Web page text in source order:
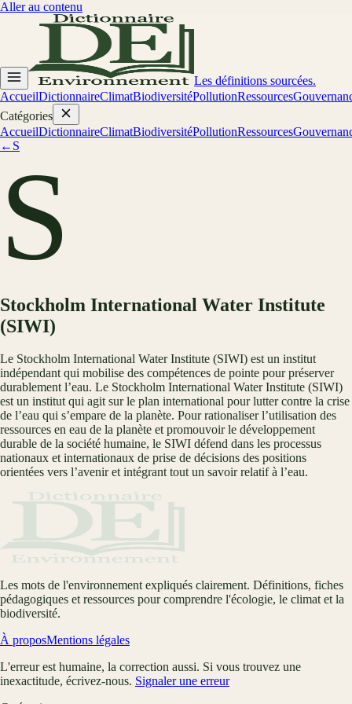
Aller au contenu
Les définitions sourcées.
AccueilDictionnaireClimatBiodiversitéPollutionRessources
Catégories
AccueilDictionnaireClimatBiodiversitéPollutionRessources
← S
S
Stockholm International Water Institute
(SIWI)
Le Stockholm International Water Institute (SIWI) est un institut
indépendant qui mobilise des compétences de pointe pour préserver
durablement l’eau. Le Stockholm International Water Institute (SIWI)
est un institut qui agit sur le plan international pour lutter contre la crise
de l’eau qui s’empare de la planète. Pour rationaliser l’utilisation des
ressources en eau de la planète et promouvoir le développement
durable de la société humaine, le SIWI défend dans les processus
nationaux et internationaux de prise de décisions des positions
orientées vers l’avenir et intégrant tout un savoir relatif à l’eau.
Les mots de l'environnement expliqués clairement. Définitions, fiches
pédagogiques et ressources pour comprendre l'écologie, le climat et la
biodiversité.
À proposMentions légales
L'erreur est humaine, la correction aussi. Si vous trouvez une
inexactitude, écrivez-nous. Signaler une erreur